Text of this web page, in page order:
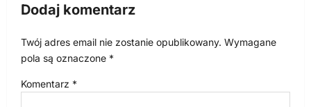
j
w
p
i
Dodaj komentarz
Twój adres email nie zostanie opublikowany. Wymagane
pola są oznaczone *
Komentarz *